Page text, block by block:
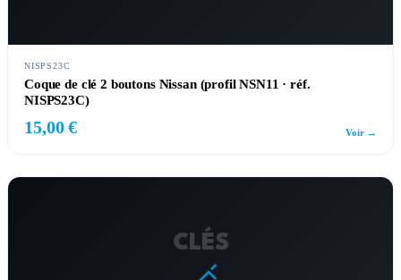
NISPS23C
Coque de clé 2 boutons Nissan (profil NSN11 · réf.
NISPS23C)
15,00 € Voir →
CLÉS